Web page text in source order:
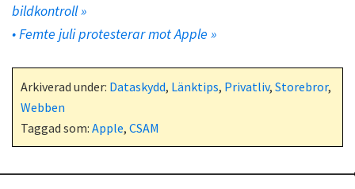
bildkontroll »
• Femte juli protesterar mot Apple »
Arkiverad under: Dataskydd, Länktips, Privatliv, Storebror,
Webben
Taggad som: Apple, CSAM